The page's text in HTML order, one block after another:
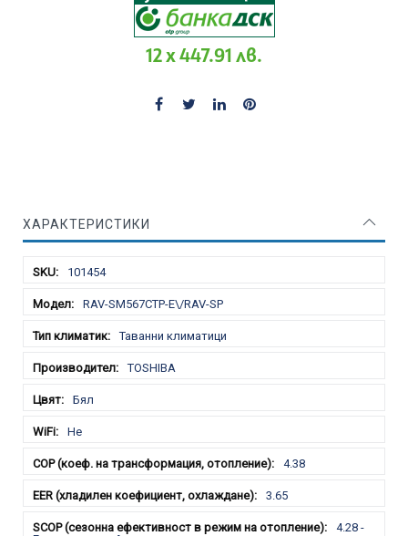
12 x 447.91 лв.
ХАРАКТЕРИСТИКИ
101454
RAV-SM567CTP-E\/RAV-SP
Таванни климатици
TOSHIBA
Бял
Не
4.38
3.65
4.28 -